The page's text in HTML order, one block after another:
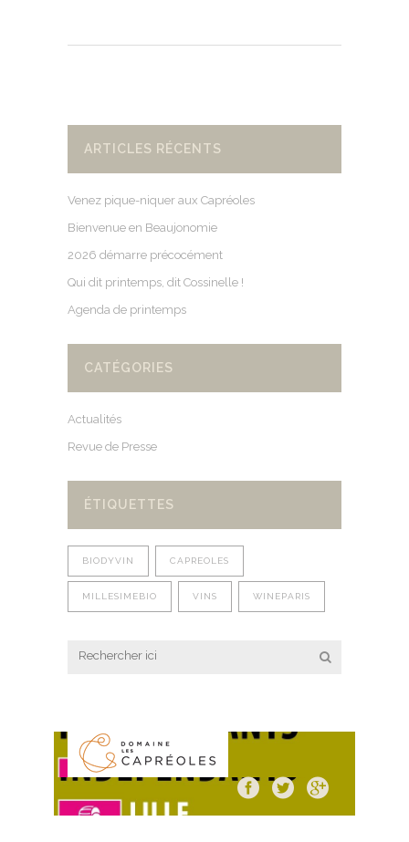
ARTICLES RÉCENTS
Venez pique-niquer aux Capréoles
Bienvenue en Beaujonomie
2026 démarre précocément
Qui dit printemps, dit Cossinelle !
Agenda de printemps
CATÉGORIES
Actualités
Revue de Presse
ÉTIQUETTES
BIODYVIN CAPREOLES
MILLESIMEBIO VINS WINEPARIS